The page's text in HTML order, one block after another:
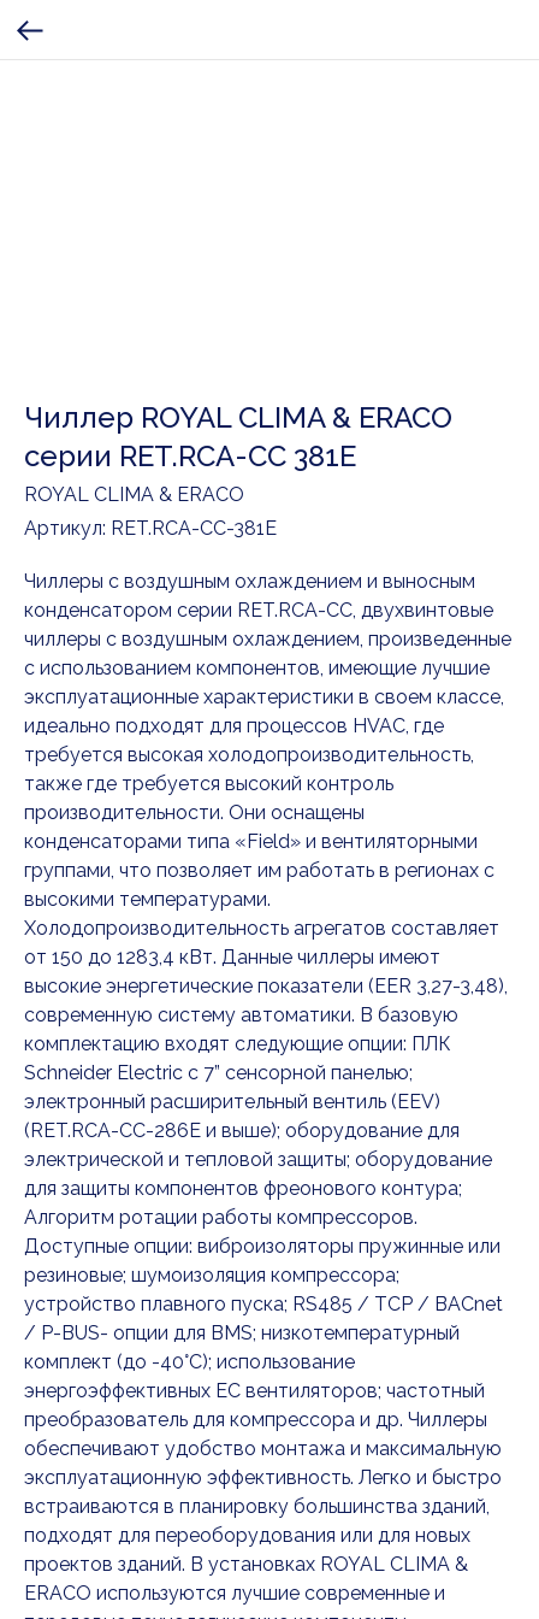
Чиллер ROYAL CLIMA & ERACO
серии RET.RCA-CC 381E
ROYAL CLIMA & ERACO
Артикул: RET.RCA-CC-381E
Чиллеры с воздушным охлаждением и выносным
конденсатором серии RET.RCA-CC, двухвинтовые
чиллеры с воздушным охлаждением, произведенные
с использованием компонентов, имеющие лучшие
эксплуатационные характеристики в своем классе,
идеально подходят для процессов HVAC, где
требуется высокая холодопроизводительность,
также где требуется высокий контроль
производительности. Они оснащены
конденсаторами типа «Field» и вентиляторными
группами, что позволяет им работать в регионах с
высокими температурами.
Холодопроизводительность агрегатов составляет
от 150 до 1283,4 кВт. Данные чиллеры имеют
высокие энергетические показатели (EER 3,27-3,48),
современную систему автоматики. В базовую
комплектацию входят следующие опции: ПЛК
Schneider Electric c 7” сенсорной панелью;
электронный расширительный вентиль (EEV)
(RET.RCA-CC-286E и выше); оборудование для
электрической и тепловой защиты; оборудование
для защиты компонентов фреонового контура;
Алгоритм ротации работы компрессоров.
Доступные опции: виброизоляторы пружинные или
резиновые; шумоизоляция компрессора;
устройство плавного пуска; RS485 / TCP / BACnet
/ P-BUS- опции для BMS; низкотемпературный
комплект (до -40°С); использование
энергоэффективных ЕС вентиляторов; частотный
преобразователь для компрессора и др. Чиллеры
обеспечивают удобство монтажа и максимальную
эксплуатационную эффективность. Легко и быстро
встраиваются в планировку большинства зданий,
подходят для переоборудования или для новых
проектов зданий. В установках ROYAL CLIMA &
ERACO используются лучшие современные и